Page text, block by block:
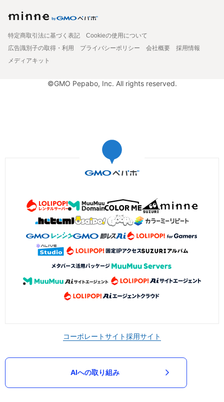
特定商取引法に基づく表記
Cookieの使用について
広告識別子の取得・利用
プライバシーポリシー 会社概要
採用情報
メディアキット
©GMO Pepabo, Inc. All rights reserved.
コーポレートサイト採用サイト
AIへの取り組み